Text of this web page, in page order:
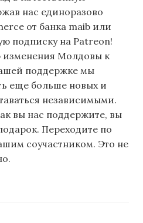
нас единоразово
от банка maib или
подписку на Patreon!
изменения Молдовы к
поддержке мы
еще больше новых и
независимыми.
вы нас поддержите, вы
Переходите по
соучастником. Это не